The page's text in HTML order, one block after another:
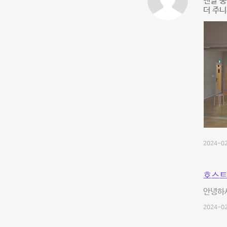
더 주
2024-
호스
안녕하
2024-